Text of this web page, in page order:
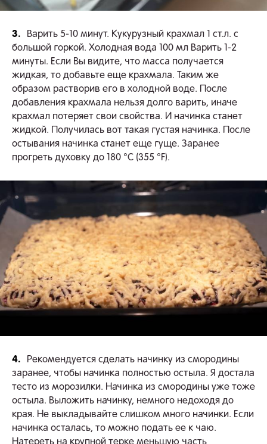
3.
Варить 5-10 минут. Кукурузный крахмал 1 ст.л. с
большой горкой. Холодная вода 100 мл Варить 1-2
минуты. Если Вы видите, что масса получается
жидкая, то добавьте еще крахмала. Таким же
образом растворив его в холодной воде. После
добавления крахмала нельзя долго варить, иначе
крахмал потеряет свои свойства. И начинка станет
жидкой. Получилась вот такая густая начинка. После
остывания начинка станет еще гуще. Заранее
прогреть духовку до 180 °C (355 °F).
4.
Рекомендуется сделать начинку из смородины
заранее, чтобы начинка полностью остыла. Я достала
тесто из морозилки. Начинка из смородины уже тоже
остыла. Выложить начинку, немного недоходя до
края. Не выкладывайте слишком много начинки. Если
начинка осталась, то можно подать ее к чаю.
Натереть на крупной терке меньшую часть